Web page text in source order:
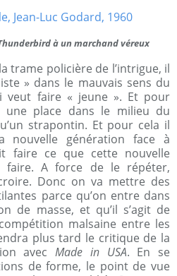
à un marchand véreux
trame policière de l’intrigue, il
» dans le mauvais sens du
veut faire « jeune ». Et pour
une place dans le milieu du
strapontin. Et pour cela il
nouvelle génération face à
faire ce que cette nouvelle
faire. A force de le répéter,
Donc on va mettre des
parce qu’on entre dans
de masse, et qu’il s’agit de
malsaine entre les
plus tard le critique de la
avec Made in USA. En se
de forme, le point de vue